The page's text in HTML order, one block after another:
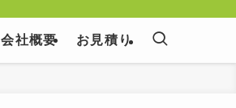
会社概要 お見積り